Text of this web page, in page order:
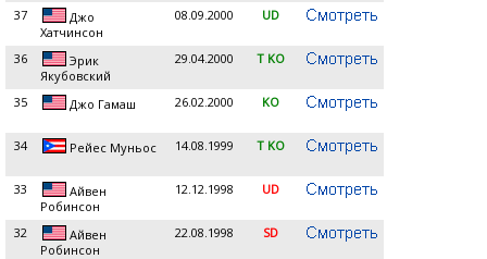
37
Джо
Хатчинсон
08.09.2000 UD
36
Эрик
Якубовский
29.04.2000 T KO
35 Джо Гамаш 26.02.2000 KO
34 Рейес Муньос 14.08.1999 T KO
33
Айвен
Робинсон
12.12.1998 UD
32
Айвен
Робинсон
22.08.1998 SD